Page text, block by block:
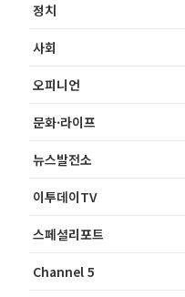
정치
사회
오피니언
문화·라이프
뉴스발전소
이투데이TV
스페셜리포트
Channel 5